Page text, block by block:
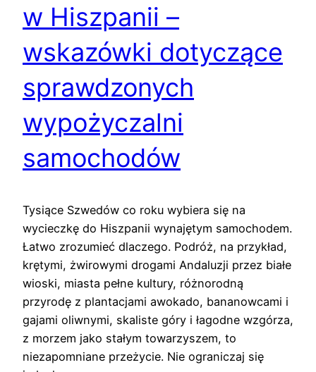
w Hiszpanii –
wskazówki dotyczące
sprawdzonych
wypożyczalni
samochodów
Tysiące Szwedów co roku wybiera się na
wycieczkę do Hiszpanii wynajętym samochodem.
Łatwo zrozumieć dlaczego. Podróż, na przykład,
krętymi, żwirowymi drogami Andaluzji przez białe
wioski, miasta pełne kultury, różnorodną
przyrodę z plantacjami awokado, bananowcami i
gajami oliwnymi, skaliste góry i łagodne wzgórza,
z morzem jako stałym towarzyszem, to
niezapomniane przeżycie. Nie ograniczaj się